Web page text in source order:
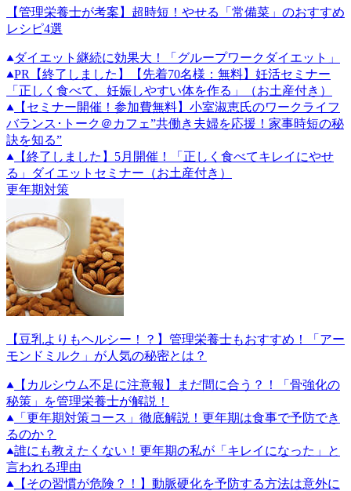
【管理栄養士が考案】超時短！やせる「常備菜」のおすすめ
レシピ4選
ダイエット継続に効果大！「グループワークダイエット」
PR
【終了しました】【先着70名様：無料】妊活セミナー
「正しく食べて、妊娠しやすい体を作る」（お土産付き）
【セミナー開催！参加費無料】小室淑恵氏のワークライフ
バランス･トーク＠カフェ”共働き夫婦を応援！家事時短の秘
訣を知る”
【終了しました】5月開催！「正しく食べてキレイにやせ
る」ダイエットセミナー（お土産付き）
更年期対策
【豆乳よりもヘルシー！？】管理栄養士もおすすめ！「アー
モンドミルク」が人気の秘密とは？
【カルシウム不足に注意報】まだ間に合う？！「骨強化の
秘策」を管理栄養士が解説！
「更年期対策コース」徹底解説！更年期は食事で予防でき
るのか？
誰にも教えたくない！更年期の私が「キレイになった」と
言われる理由
【その習慣が危険？！】動脈硬化を予防する方法は意外に